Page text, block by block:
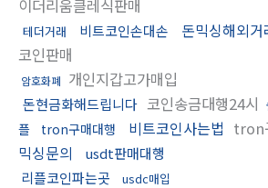
이더리움클레식판매
테더거래 비트코인손대손 돈믹싱해외거
코인판매
암호화폐 개인지갑고가매입
돈현금화해드립니다 코인송금대행24시
플
tron구매대행 비트코인사는법 tron
믹싱문의
usdt판매대행
리플코인파는곳
usdc매입